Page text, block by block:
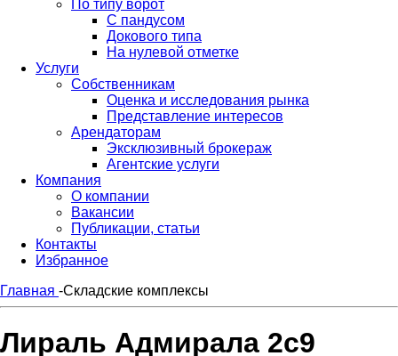
По типу ворот
С пандусом
Докового типа
На нулевой отметке
Услуги
Собственникам
Оценка и исследования рынка
Представление интересов
Арендаторам
Эксклюзивный брокераж
Агентские услуги
Компания
О компании
Вакансии
Публикации, статьи
Контакты
Избранное
Главная -Складские комплексы
Лираль Адмирала 2с9